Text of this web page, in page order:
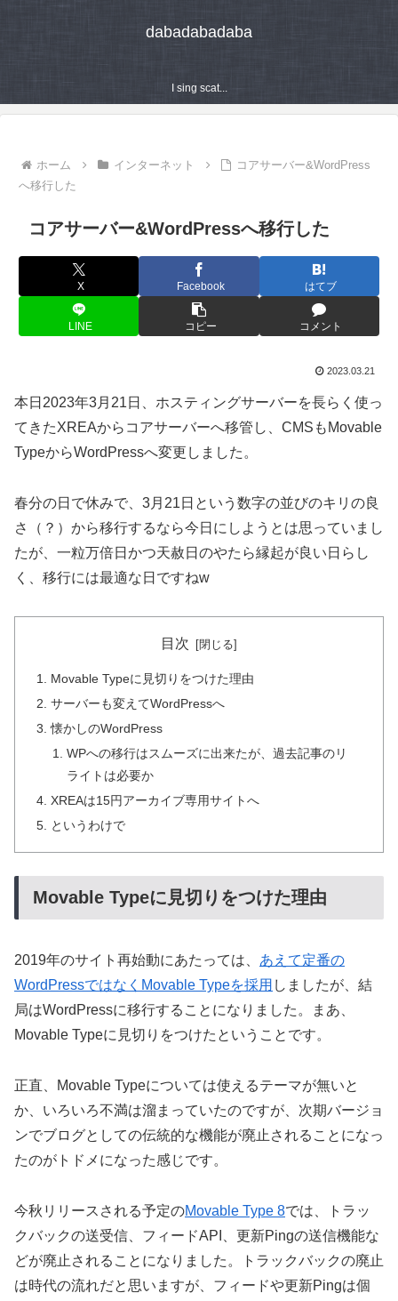
dabadabadaba
I sing scat...
ホーム インターネット
コアサーバー&WordPress
へ移行した
コアサーバー&WordPressへ移行した
X Facebook はてブ
LINE コピー コメント
2023.03.21
本日2023年3月21日、ホスティングサーバーを長らく使っ
てきたXREAからコアサーバーへ移管し、CMSもMovable
TypeからWordPressへ変更しました。
春分の日で休みで、3月21日という数字の並びのキリの良
さ（？）から移行するなら今日にしようとは思っていまし
たが、一粒万倍日かつ天赦日のやたら縁起が良い日らし
く、移行には最適な日ですねw
目次
Movable Typeに見切りをつけた理由
サーバーも変えてWordPressへ
懐かしのWordPress
WPへの移行はスムーズに出来たが、過去記事のリ
ライトは必要か
XREAは15円アーカイブ専用サイトへ
というわけで
Movable Typeに見切りをつけた理由
2019年のサイト再始動にあたっては、 あえて定番の
WordPressではなくMovable Typeを採用 しましたが、結
局はWordPressに移行することになりました。まあ、
Movable Typeに見切りをつけたということです。
正直、Movable Typeについては使えるテーマが無いと
か、いろいろ不満は溜まっていたのですが、次期バージョ
ンでブログとしての伝統的な機能が廃止されることになっ
たのがトドメになった感じです。
今秋リリースされる予定のMovable Type 8では、トラッ
クバックの送受信、フィードAPI、更新Pingの送信機能な
どが廃止されることになりました。トラックバックの廃止
は時代の流れだと思いますが、フィードや更新Pingは個